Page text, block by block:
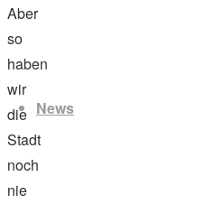
Zum
Inhalt
springenNews
Aber
so
haben
wir
die
Stadt
noch
nie